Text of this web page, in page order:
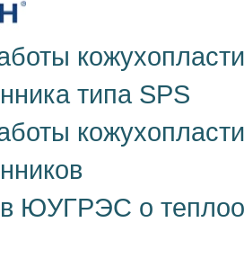
типа SPS
ЮУГРЭС о